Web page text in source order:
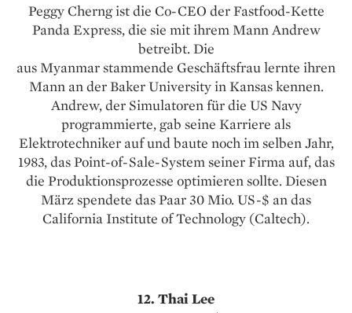
Peggy Cherng ist die Co-CEO der Fastfood-Kette
Panda Express, die sie mit ihrem Mann Andrew
betreibt. Die
aus Myanmar stammende Geschäftsfrau lernte ihren
Mann an der Baker University in Kansas kennen.
Andrew, der Simulatoren für die US Navy
programmierte, gab seine Karriere als
Elektrotechniker auf und baute noch im selben Jahr,
1983, das Point-of-Sale-System seiner Firma auf, das
die Produktionsprozesse optimieren sollte. Diesen
März spendete das Paar 30 Mio. US-$ an das
California Institute of Technology (Caltech).
12. Thai Lee